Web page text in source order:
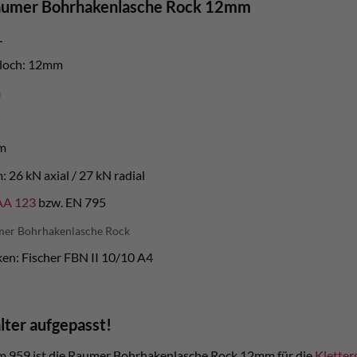
Bohrhakenlasche Rock 12mm
12mm
26 kN axial / 27 kN radial
123bzw. EN 795
Bohrhakenlasche Rock
Fischer FBN II 10/10 A4
aufgepasst!